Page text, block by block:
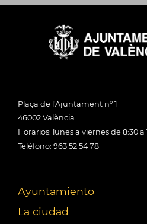
Plaça de l'Ajuntament nº 1
46002 València
Horarios: lunes a viernes de 8:30 a
Teléfono: 963 52 54 78
Ayuntamiento
La ciudad